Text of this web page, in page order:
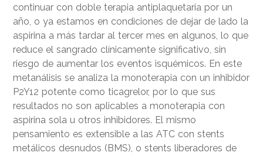
continuar con doble terapia antiplaquetaria por un
año, o ya estamos en condiciones de dejar de lado la
aspirina a más tardar al tercer mes en algunos, lo que
reduce el sangrado clínicamente significativo, sin
riesgo de aumentar los eventos isquémicos. En este
metanálisis se analiza la monoterapia con un inhibidor
P2Y12 potente como ticagrelor, por lo que sus
resultados no son aplicables a monoterapia con
aspirina sola u otros inhibidores. El mismo
pensamiento es extensible a las ATC con stents
metálicos desnudos (BMS), o stents liberadores de